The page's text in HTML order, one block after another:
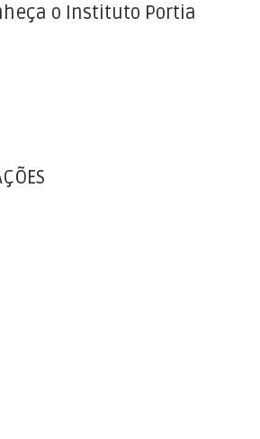
o Instituto Portia